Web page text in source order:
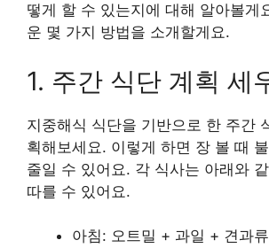
떻게 할 수 있는지에 대해 알아볼게
운 몇 가지 방법을 소개할게요.
1. 주간 식단 계획 세
지중해식 식단을 기반으로 한 주간
획해보세요. 이렇게 하면 장 볼 때
줄일 수 있어요. 각 식사는 아래와
따를 수 있어요.
아침: 오트밀 + 과일 + 견과류